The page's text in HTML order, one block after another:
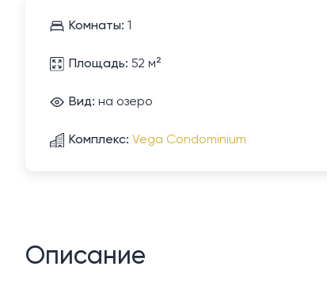
Комнаты: 1
Площадь: 52 м²
Вид: на озеро
Комплекс: Vega Condominium
Описание